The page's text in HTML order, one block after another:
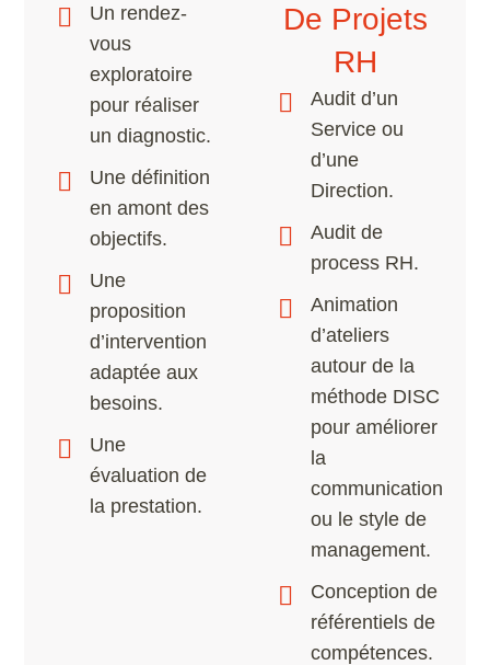
Un rendez-
vous
exploratoire
pour réaliser
un diagnostic.
Une définition
en amont des
objectifs.
Une
proposition
d’intervention
adaptée aux
besoins.
Une
évaluation de
la prestation.
De Projets
RH
Audit d’un
Service ou
d’une
Direction.
Audit de
process RH.
Animation
d’ateliers
autour de la
méthode DISC
pour améliorer
la
communication
ou le style de
management.
Conception de
référentiels de
compétences.